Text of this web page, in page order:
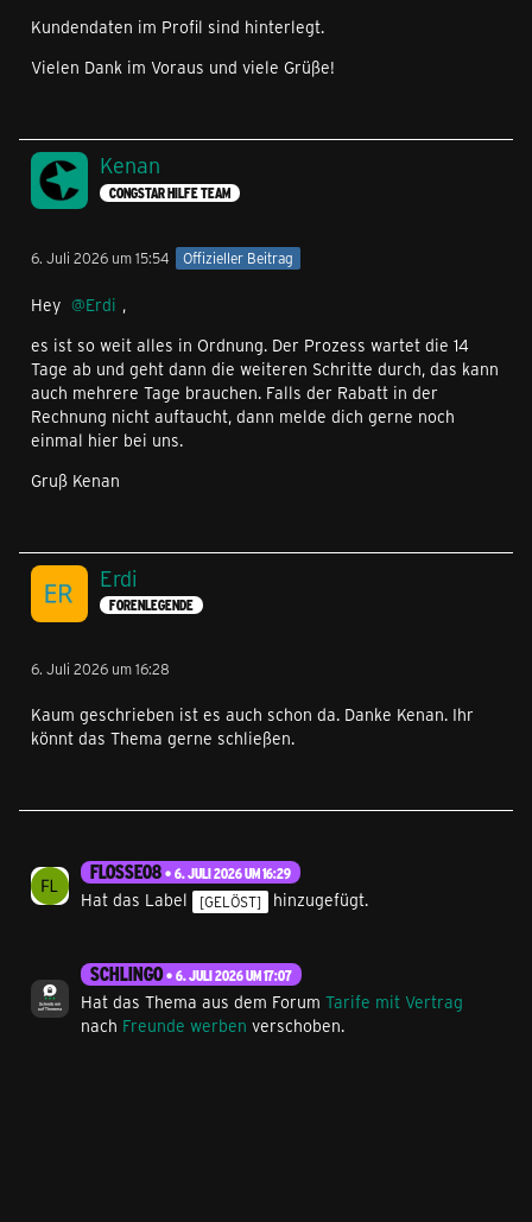
Kundendaten im Profil sind hinterlegt.
Vielen Dank im Voraus und viele Grüße!
Kenan
CONGSTAR HILFE TEAM
6. Juli 2026 um 15:54 Offizieller Beitrag
Hey Erdi ,
es ist so weit alles in Ordnung. Der Prozess wartet die 14
Tage ab und geht dann die weiteren Schritte durch, das kann
auch mehrere Tage brauchen. Falls der Rabatt in der
Rechnung nicht auftaucht, dann melde dich gerne noch
einmal hier bei uns.
Gruß Kenan
Erdi
FORENLEGENDE
6. Juli 2026 um 16:28
Kaum geschrieben ist es auch schon da. Danke Kenan. Ihr
könnt das Thema gerne schließen.
FLOSSE08 6. JULI 2026 UM 16:29
Hat das Label [GELÖST] hinzugefügt.
SCHLINGO 6. JULI 2026 UM 17:07
Hat das Thema aus dem Forum Tarife mit Vertrag
nach Freunde werben verschoben.